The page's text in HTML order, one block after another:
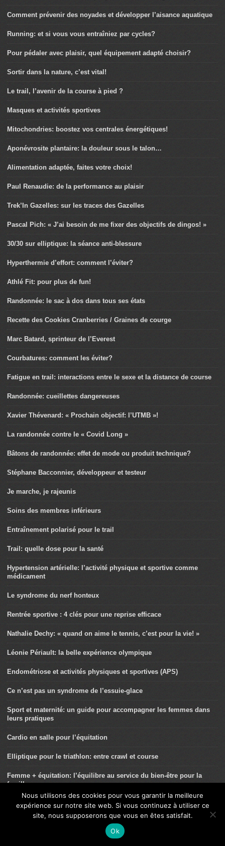
Comment prévenir des noyades et développer l’aisance aquatique
Running: et si vous vous entraîniez par cycles?
Pour pédaler avec plaisir, quel équipement adapté choisir?
Sortir dans la nature, c’est vital!
Le trail, l’avenir de la course à pied ?
Masques et activités sportives
Mitochondries: boostez vos centrales énergétiques!
Aponévrosite plantaire: la douleur sous le talon…
Alimentation adaptée, faites votre choix!
Paul Renaudie: de la performance au plaisir
Trek’In Gazelles: sur les traces des Gazelles
Pascal Pich: « J’ai besoin de me fixer des objectifs de dingos! »
30/30 sur elliptique: la séance anti-blessure
Hyperthermie d’effort: comment l’éviter?
Athlé Fit: pour plus de fun!
Randonnée: le sac à dos dans tous ses états
Recette des Cookies Cranberries / Graines de courge
Marc Batard, sprinteur de l’Everest
Courbatures: comment les éviter?
Fatigue en trail: interactions entre le sexe et la distance de course
Randonnée: cueillettes dangereuses
Xavier Thévenard: « Prochain objectif: l’UTMB »!
La randonnée contre le « Covid Long »
Bâtons de randonnée: effet de mode ou produit technique?
Stéphane Bacconnier, développeur et testeur
Je marche, je rajeunis
Soins des membres inférieurs
Entraînement polarisé pour le trail
Trail: quelle dose pour la santé
Hypertension artérielle: l’activité physique et sportive comme
médicament
Le syndrome du nerf honteux
Rentrée sportive : 4 clés pour une reprise efficace
Nathalie Dechy: « quand on aime le tennis, c’est pour la vie! »
Léonie Périault: la belle expérience olympique
Endométriose et activités physiques et sportives (APS)
Ce n’est pas un syndrome de l’essuie-glace
Sport et maternité: un guide pour accompagner les femmes dans
leurs pratiques
Cardio en salle pour l’équitation
Elliptique pour le triathlon: entre crawl et course
Femme + équitation: l’équilibre au service du bien-être pour la
famille
Le tennis pour toutes
Pascal Bily, triathlète et PDG
Les bienfaits physique et mentaux du tennis
Nous utilisons des cookies pour vous garantir la meilleure
expérience sur notre site web. Si vous continuez à utiliser ce
site, nous supposerons que vous en êtes satisfait.
Ok